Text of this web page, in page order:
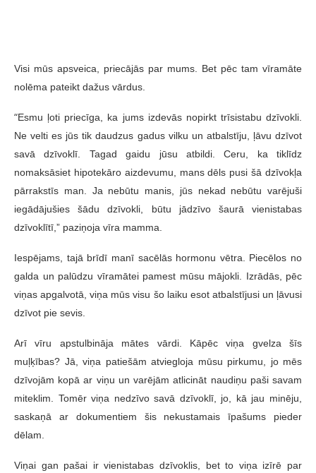
Visi mūs apsveica, priecājās par mums. Bet pēc tam vīramāte
nolēma pateikt dažus vārdus.
“Esmu ļoti priecīga, ka jums izdevās nopirkt trīsistabu dzīvokli.
Ne velti es jūs tik daudzus gadus vilku un atbalstīju, ļāvu dzīvot
savā dzīvoklī. Tagad gaidu jūsu atbildi. Ceru, ka tiklīdz
nomaksāsiet hipotekāro aizdevumu, mans dēls pusi šā dzīvokļa
pārrakstīs man. Ja nebūtu manis, jūs nekad nebūtu varējuši
iegādājušies šādu dzīvokli, būtu jādzīvo šaurā vienistabas
dzīvoklītī,” paziņoja vīra mamma.
Iespējams, tajā brīdī manī sacēlās hormonu vētra. Piecēlos no
galda un palūdzu vīramātei pamest mūsu mājokli. Izrādās, pēc
viņas apgalvotā, viņa mūs visu šo laiku esot atbalstījusi un ļāvusi
dzīvot pie sevis.
Arī vīru apstulbināja mātes vārdi. Kāpēc viņa gvelza šīs
muļķības? Jā, viņa patiešām atviegloja mūsu pirkumu, jo mēs
dzīvojām kopā ar viņu un varējām atlicināt naudiņu paši savam
miteklim. Tomēr viņa nedzīvo savā dzīvoklī, jo, kā jau minēju,
saskaņā ar dokumentiem šis nekustamais īpašums pieder
dēlam.
Viņai gan pašai ir vienistabas dzīvoklis, bet to viņa izīrē par